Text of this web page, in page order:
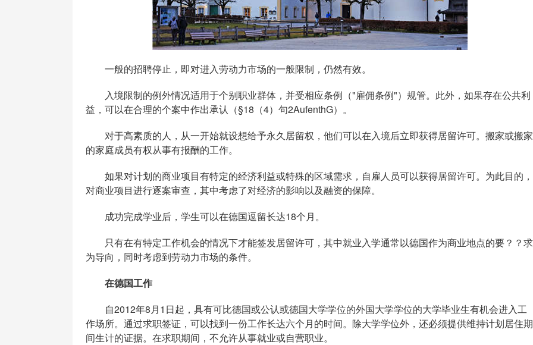
一般的招聘停止，即对进入劳动力市场的一般限制，仍然有效。
入境限制的例外情况适用于个别职业群体，并受相应条例（"雇佣条例"）规管。此外，如果存在公共利
益，可以在合理的个案中作出承认（§18（4）句2AufenthG）。
对于高素质的人，从一开始就设想给予永久居留权，他们可以在入境后立即获得居留许可。搬家或搬家
的家庭成员有权从事有报酬的工作。
如果对计划的商业项目有特定的经济利益或特殊的区域需求，自雇人员可以获得居留许可。为此目的，
对商业项目进行逐案审查，其中考虑了对经济的影响以及融资的保障。
成功完成学业后，学生可以在德国逗留长达18个月。
只有在有特定工作机会的情况下才能签发居留许可，其中就业入学通常以德国作为商业地点的要？？求
为导向，同时考虑到劳动力市场的条件。
在德国工作
自2012年8月1日起，具有可比德国或公认或德国大学学位的外国大学学位的大学毕业生有机会进入工
作场所。通过求职签证，可以找到一份工作长达六个月的时间。除大学学位外，还必须提供维持计划居住期
间生计的证据。在求职期间，不允许从事就业或自营职业。